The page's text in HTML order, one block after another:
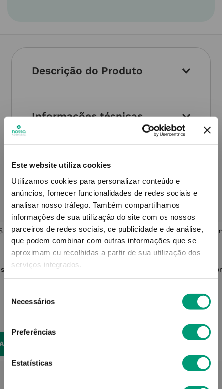
Este website utiliza cookies
Utilizamos cookies para personalizar conteúdo e
anúncios, fornecer funcionalidades de redes sociais e
analisar nosso tráfego. Também compartilhamos
informações de sua utilização do site com os nossos
parceiros de redes sociais, de publicidade e de análise,
que podem combinar com outras informações que se
aproximam ou recolhidas a partir de sua utilização dos
serviços integrados.
Necessários
Preferências
Estatísticas
Descrição do Produto
Informações técnicas
QUEM VIU ESTE PRODUTO, TAMBÉM
COMPROU...
-20% HEDRIN
HEDRIN
Hedrin Protect Go Spray 120ml